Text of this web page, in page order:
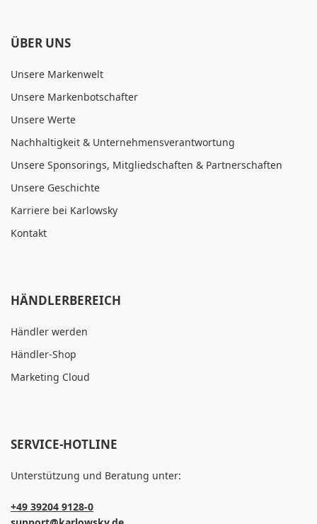
ÜBER UNS
Unsere Markenwelt
Unsere Markenbotschafter
Unsere Werte
Nachhaltigkeit & Unternehmensverantwortung
Unsere Sponsorings, Mitgliedschaften & Partnerschaften
Unsere Geschichte
Karriere bei Karlowsky
Kontakt
HÄNDLERBEREICH
Händler werden
Händler-Shop
Marketing Cloud
SERVICE-HOTLINE
Unterstützung und Beratung unter:
+49 39204 9128-0